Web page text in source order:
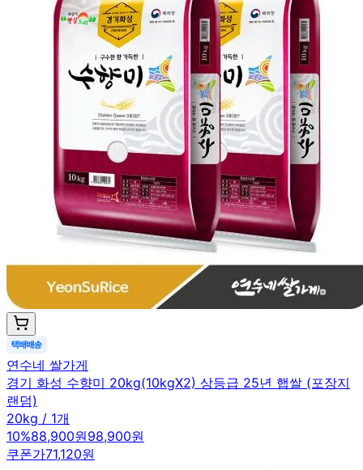
연수네 쌀가게
경기 화성 수향미 20kg(10kgX2) 상등급 25년 햅쌀 (포장지
랜덤)
20kg / 1개
10%88,900원98,900원
쿠폰가71,120원